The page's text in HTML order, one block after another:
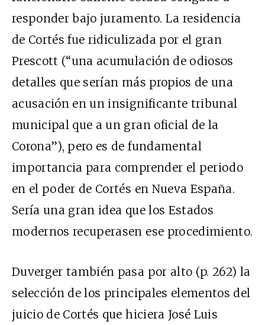
responder bajo juramento. La residencia
de Cortés fue ridiculizada por el gran
Prescott (“una acumulación de odiosos
detalles que serían más propios de una
acusación en un insignificante tribunal
municipal que a un gran oficial de la
Corona”), pero es de fundamental
importancia para comprender el periodo
en el poder de Cortés en Nueva España.
Sería una gran idea que los Estados
modernos recuperasen ese procedimiento.
Duverger también pasa por alto (p. 262) la
selección de los principales elementos del
juicio de Cortés que hiciera José Luis